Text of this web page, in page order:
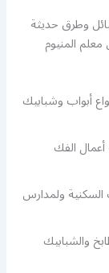
وطرق حديثة
المنيوم
أبواب وشبابيك
الفك
السكنية ولمدارس
والشبابيك